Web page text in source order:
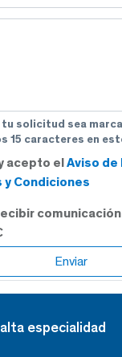
solicitud sea
15 caracteres en
acepto elAviso de
y Condiciones
especialidad